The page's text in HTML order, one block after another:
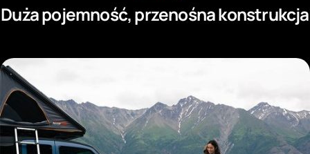
Duża pojemność, przenośna konstrukcja
Pojemność stacji RIVER 3 Max wynosi aż 572 Wh, co pozwala zasilać niezbędne
urządzenia przez długi czas. Produkt jest przy tym zaskakująco lekki i niewielki –
waży tylko około 8 kg, a jego wymiary to 234 x 224 x 255 mm. Możesz więc bez
problemu zabrać go do ogrodu, do kampera czy na biwak!